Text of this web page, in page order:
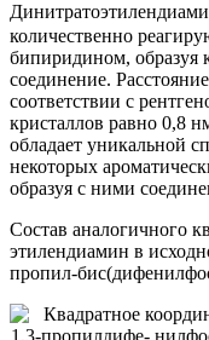
количественно
бипиридином, образуя
соединение.
соответствии с
кристаллов равно 0,8
обладает уникальной
некоторых
образуя с ними
Состав аналогичного
этилендиамин в
пропил-